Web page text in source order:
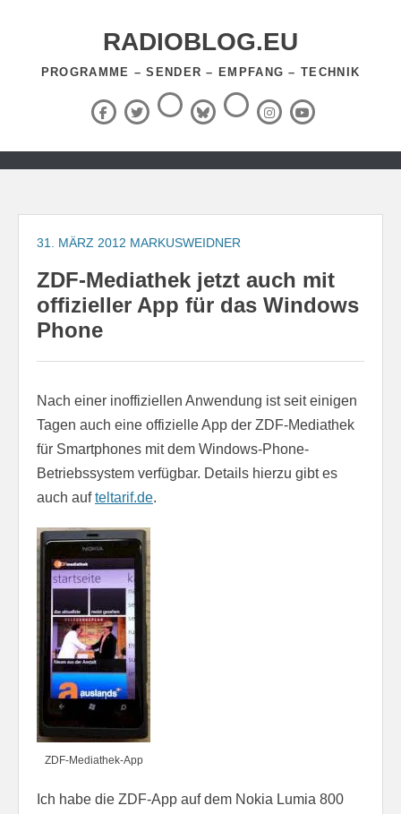
RADIOBLOG.EU
PROGRAMME – SENDER – EMPFANG – TECHNIK
Facebook
X
(Twitter)
ThreadsBlueSky
RSS-
Feed InstagramYouTube
Zum
springen
31. MÄRZ 2012 MARKUSWEIDNER
ZDF-Mediathek jetzt auch mit
offizieller App für das Windows
Phone
Nach einer inoffiziellen Anwendung ist seit einigen
Tagen auch eine offizielle App der ZDF-Mediathek
für Smartphones mit dem Windows-Phone-
Betriebssystem verfügbar. Details hierzu gibt es
auch aufteltarif.de.
ZDF-Mediathek-App
Ich habe die ZDF-App auf dem Nokia Lumia 800